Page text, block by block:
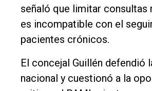
señaló que limitar consultas
es incompatible con el
pacientes crónicos.
El concejal Guillén defendió
nacional y cuestionó a la